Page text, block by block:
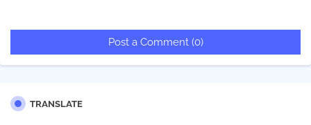
Post a Comment (0)
TRANSLATE